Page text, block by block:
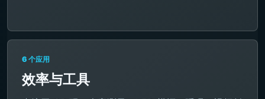
6 个应用
效率与工具